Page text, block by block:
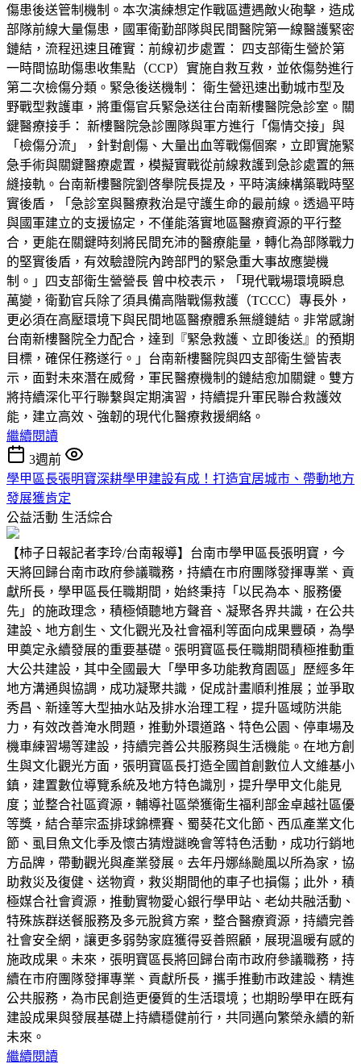
傷患後送管制機制。本次演練想定作戰區遭遇敵火砲擊，造成
部隊前線大量傷患，國軍衛勤部隊與民間醫院第一線醫護緊密
鏈結，流程迅速且確實：前線初步處置： 四支部衛生營於第
一時間協助傷患收集點（CCP）實施自救互救，並依傷勢進行
第二次檢傷分類。緊急後送機制： 衛生營迅速出動城市型及
野戰型救護車，將重傷官兵緊急送往台南新樓醫院急診室。關
鍵醫療接手： 新樓醫院急診團隊與軍方進行「傷情交接」與
「檢傷分流」，針對創傷、大量出血等戰傷個案，立即實施緊
急手術與關鍵醫療處置，模擬實戰從前線救護到急診處置的無
縫接軌。台南新樓醫院劉啓擧院長提及，平時演練構築戰時堅
實後盾，「急診室與醫療救治是守護生命的最前線。透過平時
與國軍建立的支援協定，不僅能落實地區醫療資源的平行整
合，更能在關鍵時刻將民間充沛的醫療能量，轉化為部隊戰力
的堅實後盾，有效驗證院內跨部門的緊急重大事故應變機
制。」四支部衛生營營長 曾中校表示，「現代戰場環境瞬息
萬變，衛勤官兵除了須具備高階戰傷救護（TCCC）專長外，
更必須在高壓環境下與民間地區醫療體系無縫鏈結。非常感謝
台南新樓醫院全力配合，達到『緊急救護、立即後送』的預期
目標，確保任務遂行。」台南新樓醫院與四支部衛生營皆表
示，面對未來潛在威脅，軍民醫療機制的鏈結愈加關鍵。雙方
將持續深化平行聯繫與定期演習，持續提升軍民聯合救護效
能，建立高效、強韌的現代化醫療救援網絡。
繼續閱讀
3週前
學甲區長張明寶深耕學甲建設有成！打造宜居城市、帶動地方
發展獲肯定
公益活動 生活綜合
【柿子日報記者李玲/台南報導】台南市學甲區長張明寶，今
天將回歸台南市政府參議職務，持續在市府團隊發揮專業、貢
獻所長，學甲區長任職期間，始終秉持「以民為本、服務優
先」的施政理念，積極傾聽地方聲音、凝聚各界共識，在公共
建設、地方創生、文化觀光及社會福利等面向成果豐碩，為學
甲奠定永續發展的重要基礎。張明寶區長任職期間積極推動重
大公共建設，其中全國最大「學甲多功能教育園區」歷經多年
地方溝通與協調，成功凝聚共識，促成計畫順利推展；並爭取
秀昌、新達等大型抽水站及排水治理工程，提升區域防洪能
力，有效改善淹水問題，推動外環道路、特色公園、停車場及
機車練習場等建設，持續完善公共服務與生活機能。在地方創
生與文化觀光方面，張明寶區長打造全國首創數位人文維基小
鎮，建置數位導覽系統及地方特色識別，提升學甲文化能見
度；並整合社區資源，輔導社區榮獲衛生福利部金卓越社區優
等獎，結合華宗盃排球錦標賽、蜀葵花文化節、西瓜產業文化
節、虱目魚文化季及懷古猜燈謎晚會等特色活動，成功行銷地
方品牌，帶動觀光與產業發展。去年丹娜絲颱風以所為家，協
助救災及復健、送物資，救災期間他的車子也損傷；此外，積
極媒合社會資源，推動實物愛心銀行學甲站、老幼共融活動、
特殊族群送餐服務及多元脫貧方案，整合醫療資源，持續完善
社會安全網，讓更多弱勢家庭獲得妥善照顧，展現溫暖有感的
施政成果。未來，張明寶區長將回歸台南市政府參議職務，持
續在市府團隊發揮專業、貢獻所長，攜手推動市政建設、精進
公共服務，為市民創造更優質的生活環境；也期盼學甲在既有
建設成果與發展基礎上持續穩健前行，共同邁向繁榮永續的新
未來。
繼續閱讀